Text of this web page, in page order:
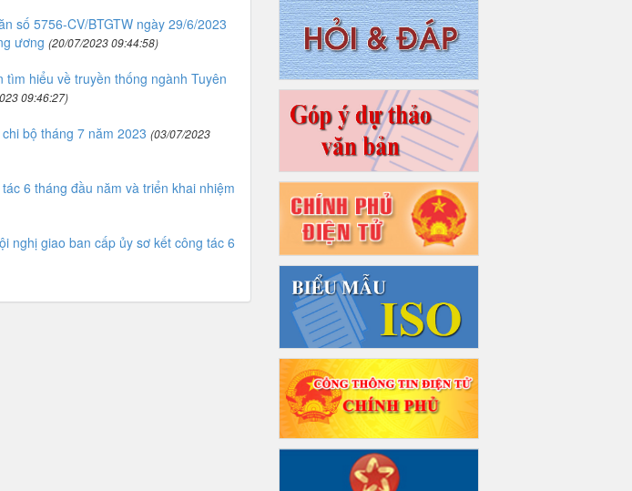
số 5756-CV/BTGTW ngày 29/6/2023
ương (20/07/2023 09:44:58)
hiểu về truyền thống ngành Tuyên
09:46:27)
bộ tháng 7 năm 2023 (03/07/2023
6 tháng đầu năm và triển khai nhiệm
nghị giao ban cấp ủy sơ kết công tác 6